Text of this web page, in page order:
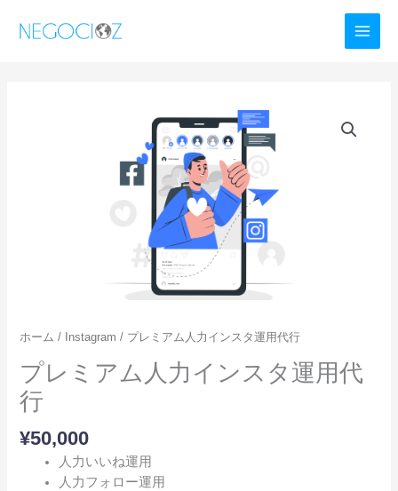
ホーム / Instagram / プレミアム人力インスタ運用代行
プレミアム人力インスタ運用代
行
¥50,000
人力いいね運用
人力フォロー運用
運
代
行
個